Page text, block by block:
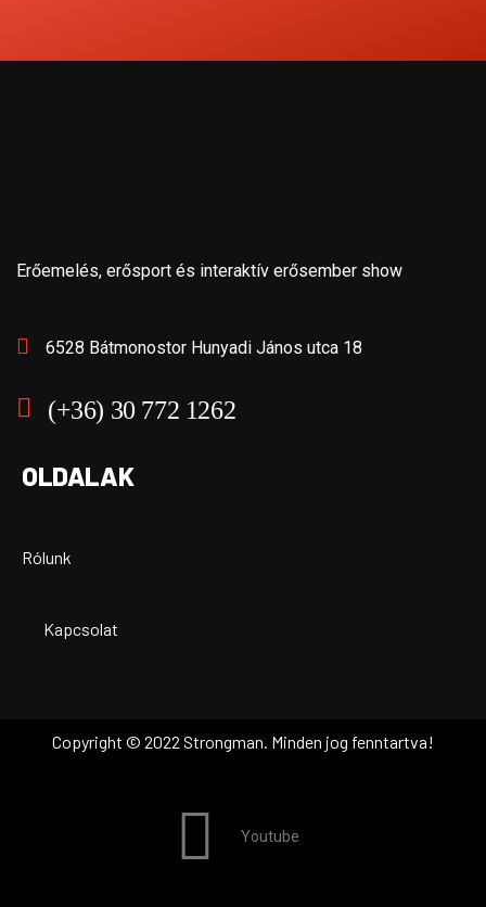
Erőemelés, erősport és interaktív erősember show
6528 Bátmonostor Hunyadi János utca 18
(+36) 30 772 1262
OLDALAK
Rólunk
Kapcsolat
Copyright © 2022 Strongman. Minden jog fenntartva!
Youtube